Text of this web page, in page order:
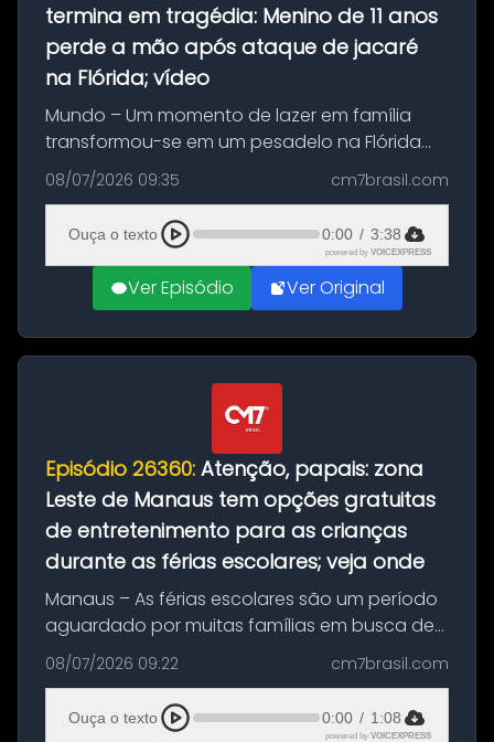
termina em tragédia: Menino de 11 anos
perde a mão após ataque de jacaré
na Flórida; vídeo
Mundo – Um momento de lazer em família
transformou-se em um pesadelo na Flórida
(EUA). Brodie Terry, um menino de apenas 11
anos, perdeu a mão direita após ser atacado
por um jacaré de aproximadamente...
08/07/2026 09:35 cm7brasil.com
Ouça o texto 0:00 / 3:38
powered by VOICEXPRESS
Ver Episódio Ver Original
Episódio 26360: Atenção, papais: zona
Leste de Manaus tem opções gratuitas
de entretenimento para as crianças
durante as férias escolares; veja onde
Manaus – As férias escolares são um período
aguardado por muitas famílias em busca de
opções de lazer para as crianças. O Shopping
Grande Circular realiza, nos dias 11, 18 e 25 de
julho, uma programaç...
08/07/2026 09:22 cm7brasil.com
Ouça o texto 0:00 / 1:08
powered by VOICEXPRESS